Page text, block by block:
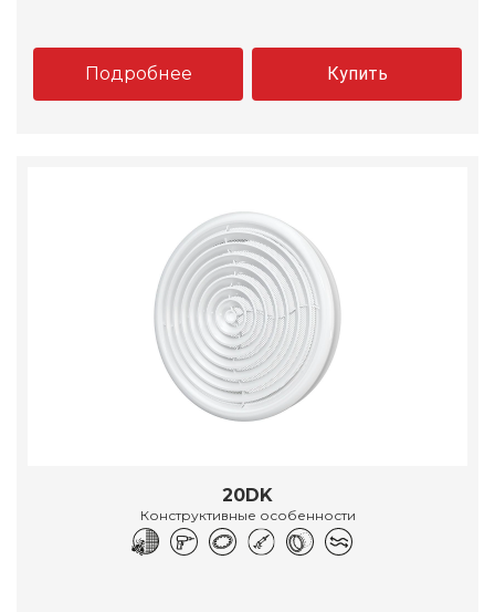
Подробнее Купить
20DK
Конструктивные особенности